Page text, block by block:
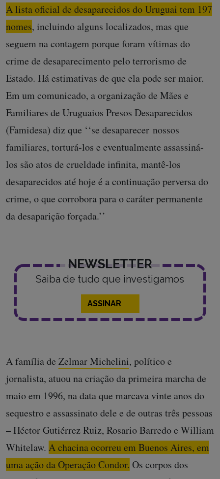
A lista oficial de desaparecidos do Uruguai tem 197
nomes, incluindo alguns localizados, mas que
seguem na contagem porque foram vítimas do
crime de desaparecimento pelo terrorismo de
Estado. Há estimativas de que ela pode ser maior.
Em um comunicado, a organização de Mães e
Familiares de Uruguaios Presos Desaparecidos
(Famidesa) diz que ‘‘se desaparecer nossos
familiares, torturá-los e eventualmente assassiná-
los são atos de crueldade infinita, mantê-los
desaparecidos até hoje é a continuação perversa do
crime, o que corrobora para o caráter permanente
da desaparição forçada.’’
NEWSLETTER
Saiba de tudo que investigamos
ASSINAR
A família de Zelmar Michelini, político e
jornalista, atuou na criação da primeira marcha de
maio em 1996, na data que marcava vinte anos do
sequestro e assassinato dele e de outras três pessoas
– Héctor Gutiérrez Ruiz, Rosario Barredo e William
Whitelaw. A chacina ocorreu em Buenos Aires, em
uma ação da Operação Condor. Os corpos dos